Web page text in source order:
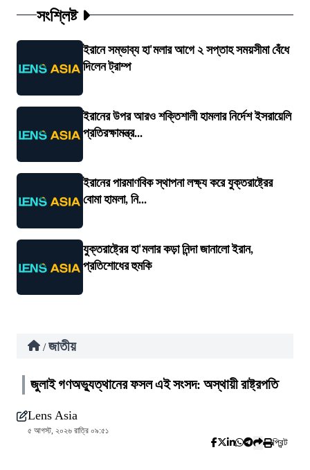
সংশ্লিষ্ট
ইরানে সম্ভাব্য হা'মলার আগে ২ সপ্তাহ সময়সীমা বেঁধে
দিলেন ট্রাম্প
ইরানের উপর আরও শক্তিশালী হামলার নির্দেশ ইসরায়েলি
প্রতিরক্ষামন্ত্র...
ইরানের পারমাণবিক স্থাপনা লক্ষ্য করে যুক্তরাষ্ট্রের
বোমা হামলা, নি...
যুক্তরাষ্ট্রের হা'মলার কড়া নিন্দা জানালো ইরান,
প্রতিশোধের হুমকি
/ জাতীয়
জুলাই গণঅভ্যুত্থানের ফসল এই সংসদ: অস্থায়ী রাষ্ট্রপতি
Lens Asia
৫ আগস্ট, ২০২৬ রাত্রি ০৯:৫১
প্রিন্ট